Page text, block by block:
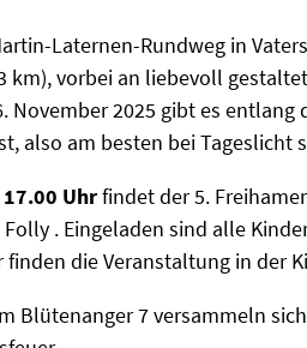
Laternen-Rundweg in
km), vorbei an liebevoll
November 2025 gibt es
also am besten bei Tageslicht
17.00 Uhrfindet der 5.
. Eingeladen sind alle
die Veranstaltung in der
Blütenanger 7 versammeln